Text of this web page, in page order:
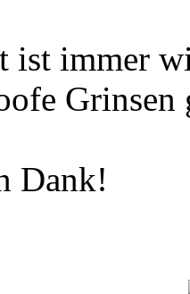
ist immer
Dank!